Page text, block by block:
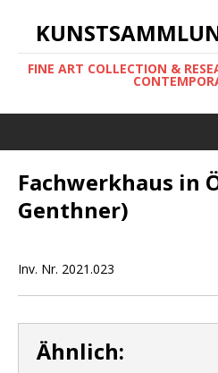
FINE ART COLLECTION &
Fachwerkhaus in
Genthner)
Inv. Nr. 2021.023
Ähnlich: